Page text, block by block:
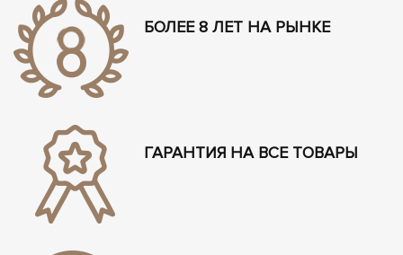
БОЛЕЕ 8 ЛЕТ НА РЫНКЕ
ГАРАНТИЯ НА ВСЕ ТОВАРЫ